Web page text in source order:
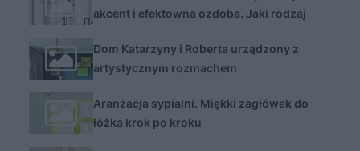
akcent i efektowna ozdoba. Jaki rodzaj
Dom Katarzyny i Roberta urządzony z
artystycznym rozmachem
Aranżacja sypialni. Miękki zagłówek do
łóżka krok po kroku